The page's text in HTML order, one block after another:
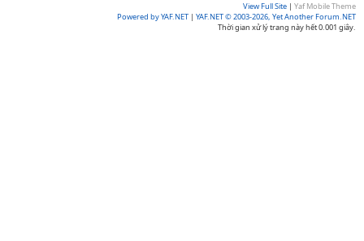
View Full Site | Yaf Mobile Theme
Powered by YAF.NET | YAF.NET © 2003-2026, Yet Another Forum.NET
Thời gian xử lý trang này hết 0.001 giây.